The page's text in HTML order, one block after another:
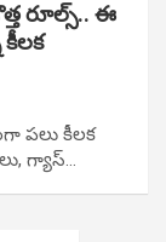
రూల్స్.. ఈ
కీలక
పలు కీలక
గ్యాస్…